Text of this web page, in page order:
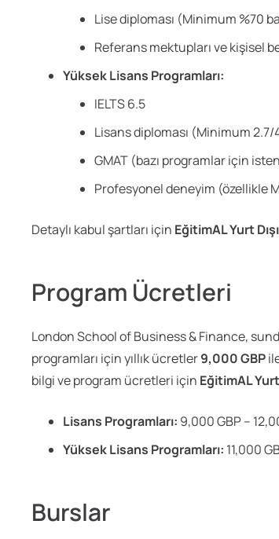
Lise diploması (Minimum %70
Referans mektupları ve kişisel
Yüksek Lisans Programları:
IELTS 6.5
Lisans diploması (Minimum 2.7/
GMAT (bazı programlar için
Profesyonel deneyim (özellikle
Detaylı kabul şartları için EğitimAL Yurt
Program Ücretleri
London School of Business & Finance,
programları için yıllık ücretler9,000 GBP
bilgi ve program ücretleri için EğitimAL
Lisans Programları: 9,000 GBP –
Yüksek Lisans Programları: 11,000
Burslar